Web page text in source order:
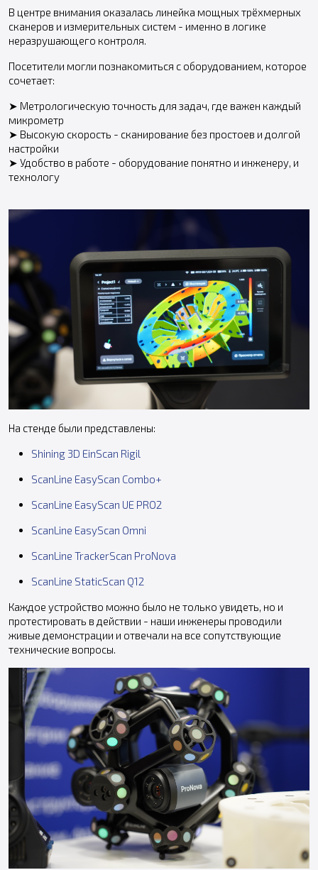
В центре внимания оказалась линейка мощных трёхмерных
сканеров и измерительных систем - именно в логике
неразрушающего контроля.
Посетители могли познакомиться с оборудованием, которое
сочетает:
➤ Метрологическую точность для задач, где важен каждый
микрометр
➤ Высокую скорость - сканирование без простоев и долгой
настройки
➤ Удобство в работе - оборудование понятно и инженеру, и
технологу
На стенде были представлены:
Shining 3D EinScan Rigil
ScanLine EasyScan Combo+
ScanLine EasyScan UE PRO2
ScanLine EasyScan Omni
ScanLine TrackerScan ProNova
ScanLine StaticScan Q12
Каждое устройство можно было не только увидеть, но и
протестировать в действии - наши инженеры проводили
живые демонстрации и отвечали на все сопутствующие
технические вопросы.